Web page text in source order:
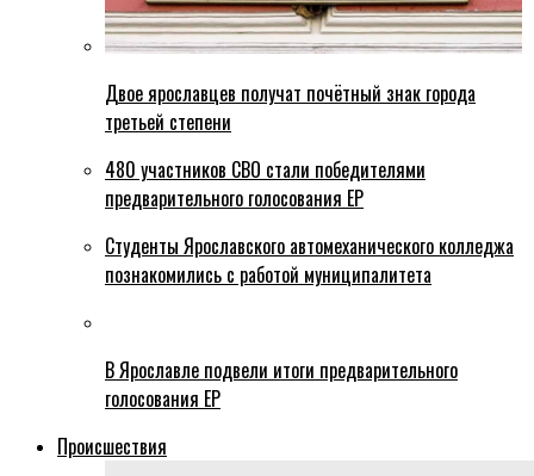
Двое ярославцев получат почётный знак города
третьей степени
480 участников СВО стали победителями
предварительного голосования ЕР
Студенты Ярославского автомеханического колледжа
познакомились с работой муниципалитета
В Ярославле подвели итоги предварительного
голосования ЕР
Происшествия